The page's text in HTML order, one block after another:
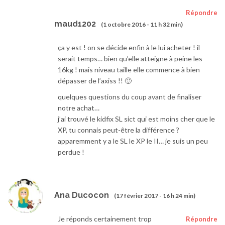
maud1202 (1 octobre 2016 - 11 h 32 min)
Répondre
ça y est ! on se décide enfin à le lui acheter ! il
serait temps… bien qu’elle atteigne à peine les
16kg ! mais niveau taille elle commence à bien
dépasser de l’axiss !! 🙂
quelques questions du coup avant de finaliser
notre achat…
j’ai trouvé le kidfix SL sict qui est moins cher que le
XP, tu connais peut-être la différence ?
apparemment y a le SL le XP le II… je suis un peu
perdue !
Ana Ducocon (17 février 2017 - 16 h 24 min)
Répondre
Je réponds certainement trop